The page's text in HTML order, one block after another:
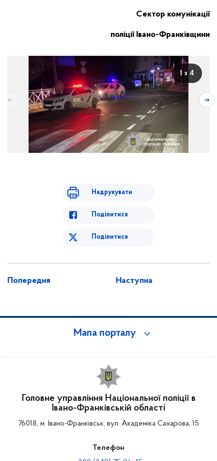
Сектор комунікації
поліції Івано-Франківщини
1 з 4
Надрукувати
Поділитися
Поділитися
Попередня Наступна
Мапа порталу
Головне управління Національної поліції в
Івано-Франківській області
76018, м. Івано-Франківськ, вул. Академіка Сахарова, 15
Телефон